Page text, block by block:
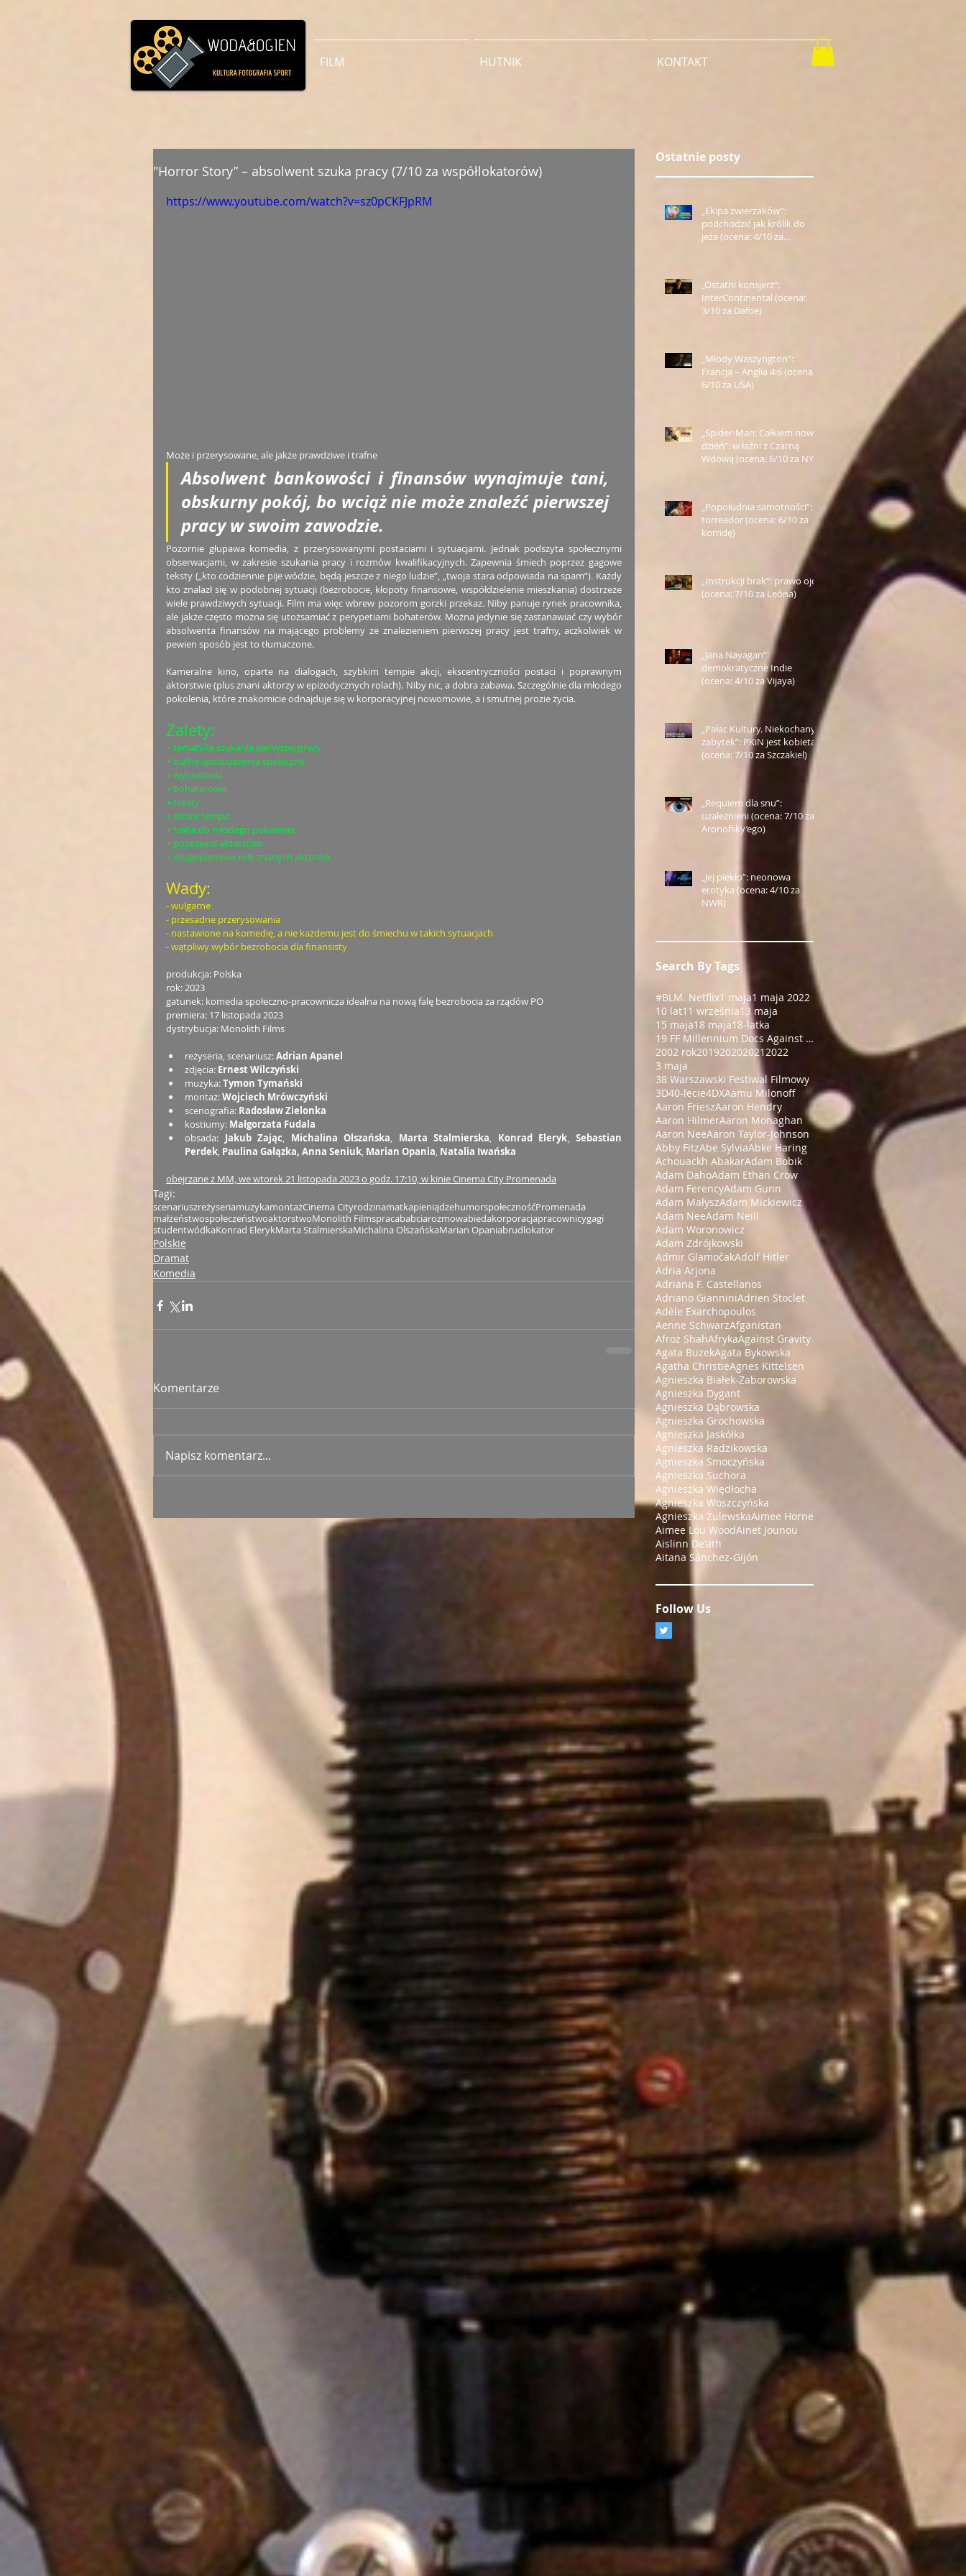
FILM HUTNIK KONTAKT
"Horror Story” – absolwent szuka pracy (7/10 za współlokatorów)
https://www.youtube.com/watch?v=sz0pCKFJpRM
Może i przerysowane, ale jakże prawdziwe i trafne
Absolwent bankowości i finansów wynajmuje tani,
obskurny pokój, bo wciąż nie może znaleźć pierwszej
pracy w swoim zawodzie.
Pozornie głupawa komedia, z przerysowanymi postaciami i sytuacjami. Jednak podszyta społecznymi
obserwacjami, w zakresie szukania pracy i rozmów kwalifikacyjnych. Zapewnia śmiech poprzez gagowe
teksty („kto codziennie pije wódzie, będą jeszcze z niego ludzie”, „twoja stara odpowiada na spam”). Każdy
kto znalazł się w podobnej sytuacji (bezrobocie, kłopoty finansowe, współdzielenie mieszkania) dostrzeże
wiele prawdziwych sytuacji. Film ma więc wbrew pozorom gorzki przekaz. Niby panuje rynek pracownika,
ale jakże często można się utożsamiać z perypetiami bohaterów. Można jedynie się zastanawiać czy wybór
absolwenta finansów na mającego problemy ze znalezieniem pierwszej pracy jest trafny, aczkolwiek w
pewien sposób jest to tłumaczone.
Kameralne kino, oparte na dialogach, szybkim tempie akcji, ekscentryczności postaci i poprawnym
aktorstwie (plus znani aktorzy w epizodycznych rolach). Niby nic, a dobra zabawa. Szczególnie dla młodego
pokolenia, które znakomicie odnajduje się w korporacyjnej nowomowie, a i smutnej prozie życia.
Zalety:
+ tematyka szukania pierwszej pracy
+ trafne spostrzeżenia społeczne
+ wyrazistość
+ bohaterowie
+ teksty
+ dobre tempo
+ trafia do młodego pokolenia
+ poprawne aktorstwo
+ drugoplanowe role znanych aktorów
Wady:
- wulgarne
- przesadne przerysowania
- nastawione na komedię, a nie każdemu jest do śmiechu w takich sytuacjach
- wątpliwy wybór bezrobocia dla finansisty
produkcja: Polska
rok: 2023
gatunek: komedia społeczno-pracownicza idealna na nową falę bezrobocia za rządów PO
premiera: 17 listopada 2023
dystrybucja: Monolith Films
reżyseria, scenariusz: Adrian Apanel
zdjęcia: Ernest Wilczyński
muzyka: Tymon Tymański
montaż: Wojciech Mrówczyński
scenografia: Radosław Zielonka
kostiumy: Małgorzata Fudala
obsada: Jakub Zając, Michalina Olszańska, Marta Stalmierska, Konrad Eleryk, Sebastian
Perdek, Paulina Gałązka, Anna Seniuk, Marian Opania, Natalia Iwańska
obejrzane z MM, we wtorek 21 listopada 2023 o godz. 17:10, w kinie Cinema City Promenada
Tagi:
scenariuszreżyseriamuzykamontażCinema CityrodzinamatkapieniądzehumorspołecznośćPromenada
małżeństwospołeczeństwoaktorstwoMonolith Filmspracababciarozmowabiedakorporacjapracownicygagi
studentwódkaKonrad ElerykMarta StalmierskaMichalina OlszańskaMarian Opaniabrudlokator
Polskie
Dramat
Komedia
Komentarze
Napisz komentarz...
Ostatnie posty
„Ekipa zwierzaków”:
podchodzić jak królik do
jeża (ocena: 4/10 za
„Ostatni konsjerż”:
InterContinental (ocena:
3/10 za Dafoe)
„Młody Waszyngton”:
Francja – Anglia 4:6 (ocena:
6/10 za USA)
„Spider-Man: Całkiem nowy
dzień”: w łaźni z Czarną
Wdową (ocena: 6/10 za NY)
„Popołudnia samotności”:
torreador (ocena: 6/10 za
korridę)
„Instrukcji brak”: prawo ojca
(ocena: 7/10 za Leóna)
„Jana Nayagan”:
demokratyczne Indie
(ocena: 4/10 za Vijaya)
„Pałac Kultury. Niekochany
zabytek”: PKiN jest kobietą
(ocena: 7/10 za Szczakiel)
„Requiem dla snu”:
uzależnieni (ocena: 7/10 za
Aronofsky’ego)
„Jej piekło”: neonowa
erotyka (ocena: 4/10 za
NWR)
Search By Tags
#BLM. Netflix1 maja1 maja 2022
10 lat11 września13 maja
15 maja18 maja18-latka
19 FF Millennium Docs Against Gravity!
2002 rok201920202021 2022
3 maja
38 Warszawski Festiwal Filmowy
3D40-lecie4DXAamu Milonoff
Aaron FrieszAaron Hendry
Aaron HilmerAaron Monaghan
Aaron NeeAaron Taylor-Johnson
Abby FitzAbe SylviaAbke Haring
Achouackh AbakarAdam Bobik
Adam DahoAdam Ethan Crow
Adam FerencyAdam Gunn
Adam MałyszAdam Mickiewicz
Adam NeeAdam Neill
Adam Woronowicz
Adam Zdrójkowski
Admir GlamočakAdolf Hitler
Adria Arjona
Adriana F. Castellanos
Adriano GianniniAdrien Stoclet
Adèle Exarchopoulos
Aenne SchwarzAfganistan
Afroz ShahAfrykaAgainst Gravity
Agata BuzekAgata Bykowska
Agatha ChristieAgnes Kittelsen
Agnieszka Białek-Zaborowska
Agnieszka Dygant
Agnieszka Dąbrowska
Agnieszka Grochowska
Agnieszka Jaskółka
Agnieszka Radzikowska
Agnieszka Smoczyńska
Agnieszka Suchora
Agnieszka Więdłocha
Agnieszka Woszczyńska
Agnieszka ŻulewskaAimee Horne
Aimee Lou WoodAinet Jounou
Aislinn De'ath
Aitana Sánchez-Gijón
Follow Us